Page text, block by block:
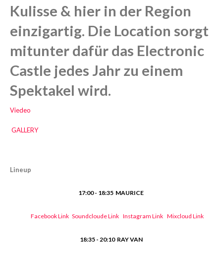
Kulisse & hier in der Region
einzigartig. Die Location sorgt
mitunter dafür das Electronic
Castle jedes Jahr zu einem
Spektakel wird.
Viedeo
GALLERY
Lineup
17:00 - 18:35 MAURICE
Facebook Link Soundcloude Link Instagram Link Mixcloud Link
18:35 - 20:10 RAY VAN